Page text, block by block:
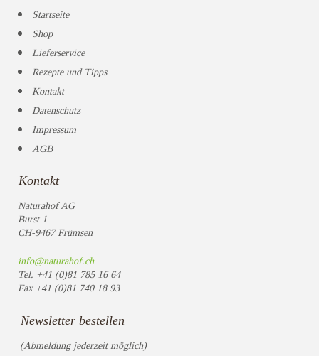
Startseite
Shop
Lieferservice
Rezepte und Tipps
Kontakt
Datenschutz
Impressum
AGB
Kontakt
Naturahof AG
Burst 1
CH-9467 Frümsen
info@naturahof.ch
Tel. +41 (0)81 785 16 64
Fax +41 (0)81 740 18 93
Newsletter bestellen
(Abmeldung jederzeit möglich)